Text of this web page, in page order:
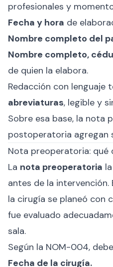
profesionales y
Fecha y hora de
Nombre completo del
Nombre completo,
de quien la elabora.
Redacción con lenguaje
abreviaturas, legible y
Sobre esa base, la nota
postoperatoria agregan
Nota preoperatoria: qué
La nota preoperatoria
antes de la
la cirugía se planeó con
fue evaluado
sala.
Según la NOM-004,
Fecha de la cirugía.